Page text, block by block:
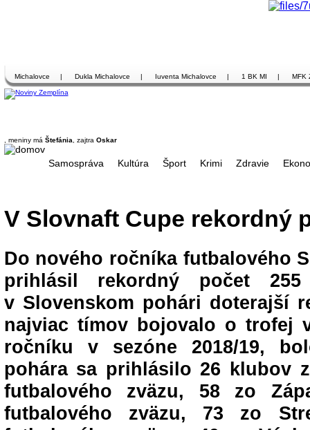
Michalovce | Dukla Michalovce | Iuventa Michalovce | 1 BK MI | MFK
, meniny má Štefánia , zajtra Oskar
Samospráva Kultúra Šport Krimi Zdravie
V Slovnaft Cupe rekordný
Do nového ročníka futbalového
prihlásil rekordný počet
v Slovenskom pohári doterajší
najviac tímov bojovalo o trofej
ročníku v sezóne 2018/19,
pohára sa prihlásilo 26 klubov
futbalového zväzu, 58 zo
futbalového zväzu, 73 zo